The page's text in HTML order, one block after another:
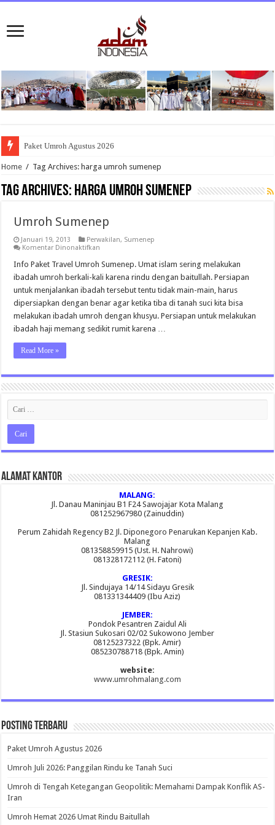
Paket Umroh Agustus 2026
Home / Tag Archives: harga umroh sumenep
Tag Archives: harga umroh sumenep
Umroh Sumenep
Januari 19, 2013 Perwakilan, Sumenep
Komentar Dinonaktifkan
Sumenep
Info Paket Travel Umroh Sumenep. Umat islam sering melakukan
ibadah umroh berkali-kali karena rindu dengan baitullah. Persiapan
untuk menjalankan ibadah tersebut tentu tidak main-main, harus
dipersiapkan dengan benar agar ketika tiba di tanah suci kita bisa
melakukan ibadah umroh dengan khusyu. Persiapan untuk melakukan
ibadah haji memang sedikit rumit karena …
Read More »
Alamat Kantor
MALANG:
Jl. Danau Maninjau B1 F24 Sawojajar Kota Malang
081252967980 (Zainuddin)
Perum Zahidah Regency B2 Jl. Diponegoro Penarukan Kepanjen Kab.
Malang
081358859915 (Ust. H. Nahrowi)
081328172112 (H. Fatoni)
GRESIK:
Jl. Sindujaya 14/14 Sidayu Gresik
081331344409 (Ibu Aziz)
JEMBER:
Pondok Pesantren Zaidul Ali
Jl. Stasiun Sukosari 02/02 Sukowono Jember
08125237322 (Bpk. Amir)
085230788718 (Bpk. Amin)
website:
www.umrohmalang.com
Posting Terbaru
Paket Umroh Agustus 2026
Umroh Juli 2026: Panggilan Rindu ke Tanah Suci
Umroh di Tengah Ketegangan Geopolitik: Memahami Dampak Konflik AS-
Iran
Umroh Hemat 2026 Umat Rindu Baitullah